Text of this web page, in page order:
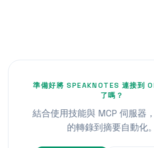
準備好將 SPEAKNOTES 連接到
了嗎？
結合使用技能與 MCP 伺服器
的轉錄到摘要自動化。